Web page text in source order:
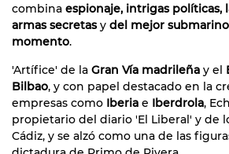
combina espionaje, intrigas políticas,
armas secretasy del mejor
momento.
'Artífice' de la Gran Vía madrileña y el
Bilbao, y con papel destacado en la
empresas como Iberia e Iberdrola,
propietario del diario 'El Liberal' y de
Cádiz, y se alzó como una de las